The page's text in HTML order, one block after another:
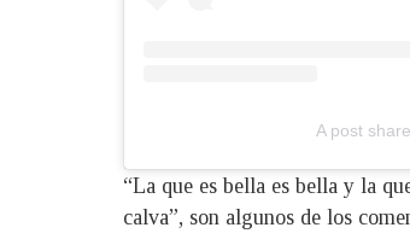
A post
“La que es bella es bella y la
calva”, son algunos de los